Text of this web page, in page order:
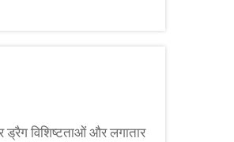
ड्रैग विशिष्टताओं और लगातार